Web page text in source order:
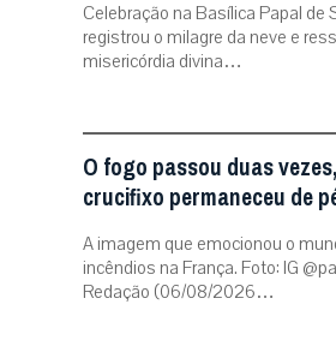
Celebração na Basílica Papal de
registrou o milagre da neve e
misericórdia divina…
O fogo passou duas
crucifixo permaneceu de
A imagem que emocionou o
incêndios na França. Foto: IG
Redação (06/08/2026…